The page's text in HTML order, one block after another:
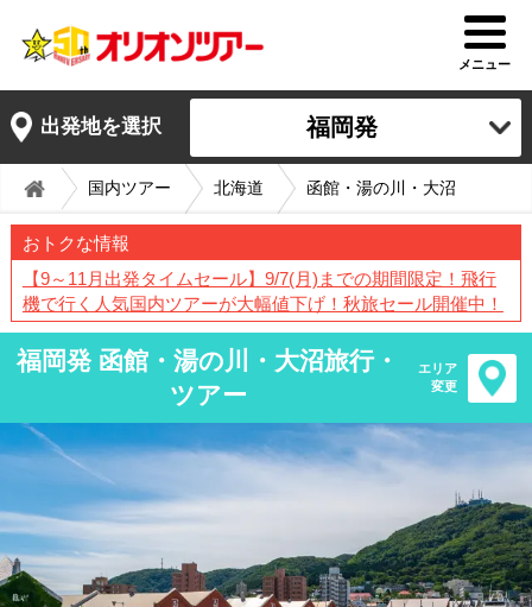
メニュー
出発地を選択 福岡発
国内ツアー 北海道 函館・湯の川・大沼
おトクな情報
【9～11月出発タイムセール】9/7(月)までの期間限定！飛行
機で行く人気国内ツアーが大幅値下げ！秋旅セール開催中！
福岡発 函館・湯の川・大沼旅行・
ツアー
エリア
変更